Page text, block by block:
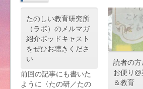
たのしい教育研究所
（ラボ）のメルマガ
紹介ポッドキャスト
をぜひお聴きくださ
い
前回の記事にも書いた
ように〈たの研／たの
読者の方
お便り
＆教育